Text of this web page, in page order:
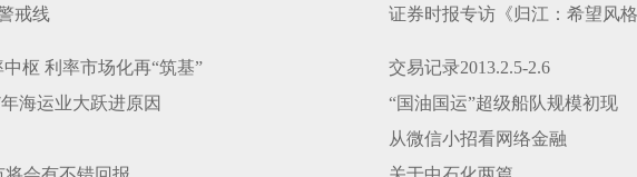
戒线
证券时报专访《归江：希望风
枢 利率市场化再“筑基”
交易记录2013.2.5-2.6
海运业大跃进原因
“国油国运”超级船队规模初现
从微信小招看网络金融